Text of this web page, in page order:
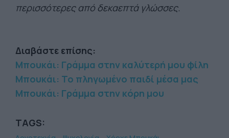
περισσότερες από δεκαεπτά γλώσσες.
Διαβάστε επίσης:
Μπουκάι: Γράμμα στην καλύτερή μου φίλη
Μπουκάι: Το πληγωμένο παιδί μέσα μας
Μπουκάι: Γράμμα στην κόρη μου
TAGS: